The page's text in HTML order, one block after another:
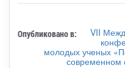
Опубликовано в:
VII
молодых ученых
современном